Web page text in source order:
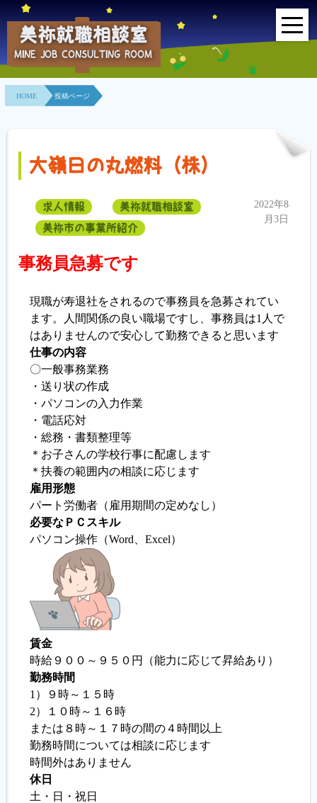
HOME
事業所紹介
相談室とは？
利用者の声
各種セミナー
履歴書ジェネレーター
美祢就職相談室
MINE JOB CONSULTING ROOM
HOME 投稿ページ
大嶺日の丸燃料（株）
求人情報
美祢就職相談室
美祢市の事業所紹介
2022年8
月3日
事務員急募です
現職が寿退社をされるので事務員を急募されてい
ます。人間関係の良い職場ですし、事務員は1人で
はありませんので安心して勤務できると思います
仕事の内容
〇一般事務業務
・送り状の作成
・パソコンの入力作業
・電話応対
・総務・書類整理等
＊お子さんの学校行事に配慮します
＊扶養の範囲内の相談に応じます
雇用形態
パート労働者（雇用期間の定めなし）
必要なＰＣスキル
パソコン操作（Word、Excel）
賃金
時給９００～９５０円（能力に応じて昇給あり）
勤務時間
1）９時～１５時
2）１０時～１６時
または８時～１７時の間の４時間以上
勤務時間については相談に応じます
時間外はありません
休日
土・日・祝日